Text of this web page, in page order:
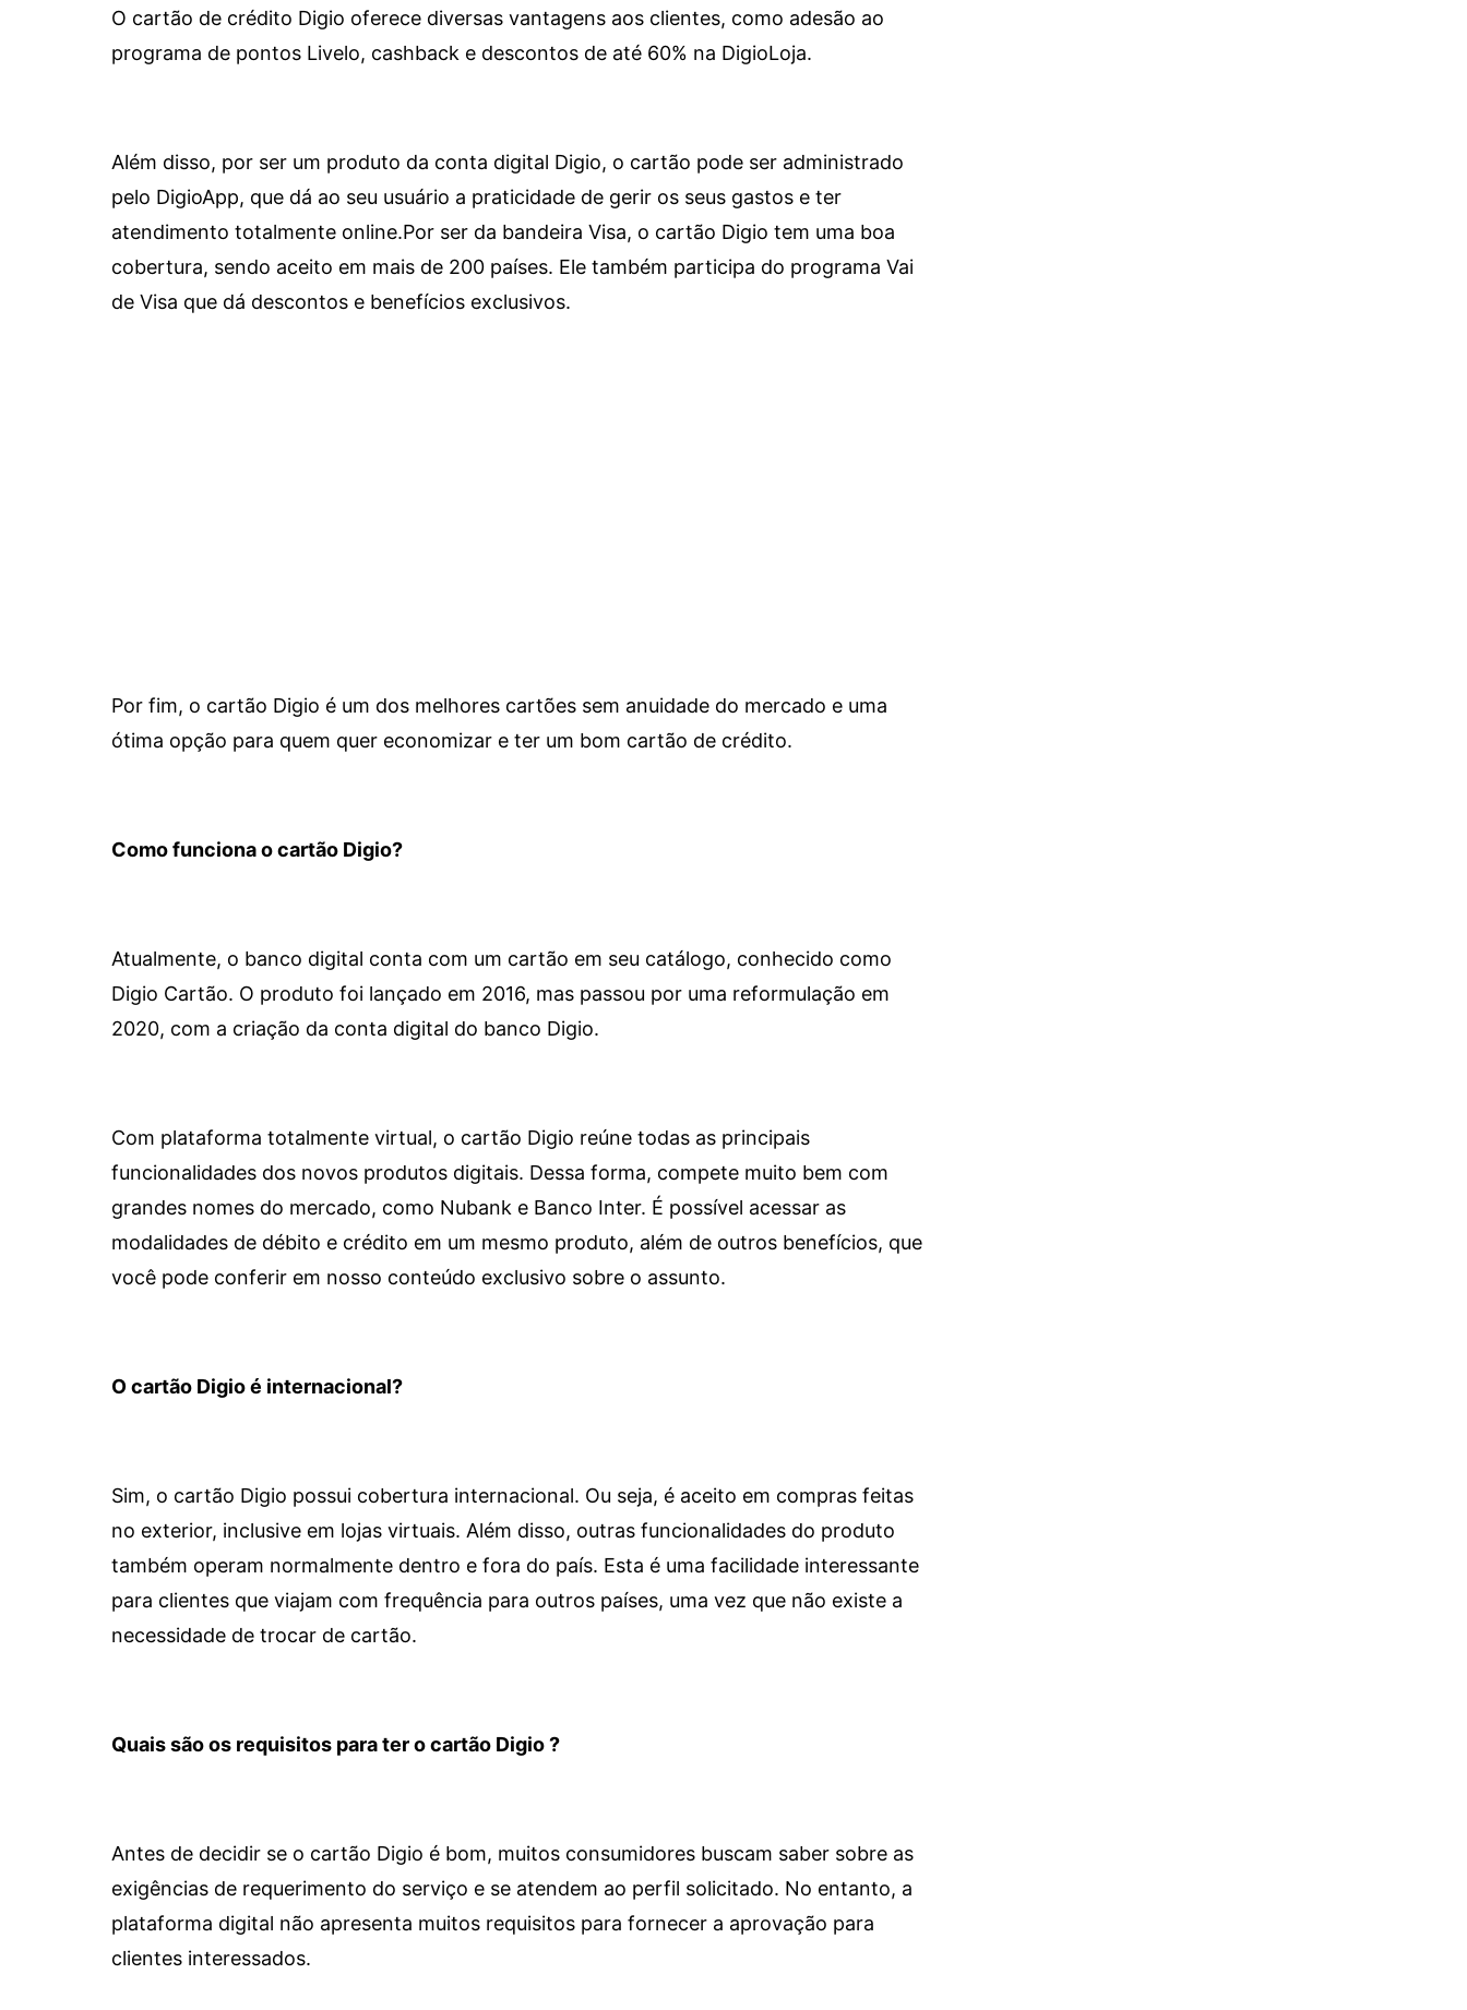
O cartão de crédito Digio oferece diversas vantagens aos clientes, como adesão ao
programa de pontos Livelo, cashback e descontos de até 60% na DigioLoja.
Além disso, por ser um produto da conta digital Digio, o cartão pode ser administrado
pelo DigioApp, que dá ao seu usuário a praticidade de gerir os seus gastos e ter
atendimento totalmente online.Por ser da bandeira Visa, o cartão Digio tem uma boa
cobertura, sendo aceito em mais de 200 países. Ele também participa do programa Vai
de Visa que dá descontos e benefícios exclusivos.
Por fim, o cartão Digio é um dos melhores cartões sem anuidade do mercado e uma
ótima opção para quem quer economizar e ter um bom cartão de crédito.
Como funciona o cartão Digio?
Atualmente, o banco digital conta com um cartão em seu catálogo, conhecido como
Digio Cartão. O produto foi lançado em 2016, mas passou por uma reformulação em
2020, com a criação da conta digital do banco Digio.
Com plataforma totalmente virtual, o cartão Digio reúne todas as principais
funcionalidades dos novos produtos digitais. Dessa forma, compete muito bem com
grandes nomes do mercado, como Nubank e Banco Inter. É possível acessar as
modalidades de débito e crédito em um mesmo produto, além de outros benefícios, que
você pode conferir em nosso conteúdo exclusivo sobre o assunto.
O cartão Digio é internacional?
Sim, o cartão Digio possui cobertura internacional. Ou seja, é aceito em compras feitas
no exterior, inclusive em lojas virtuais. Além disso, outras funcionalidades do produto
também operam normalmente dentro e fora do país. Esta é uma facilidade interessante
para clientes que viajam com frequência para outros países, uma vez que não existe a
necessidade de trocar de cartão.
Quais são os requisitos para ter o cartão Digio ?
Antes de decidir se o cartão Digio é bom, muitos consumidores buscam saber sobre as
exigências de requerimento do serviço e se atendem ao perfil solicitado. No entanto, a
plataforma digital não apresenta muitos requisitos para fornecer a aprovação para
clientes interessados.